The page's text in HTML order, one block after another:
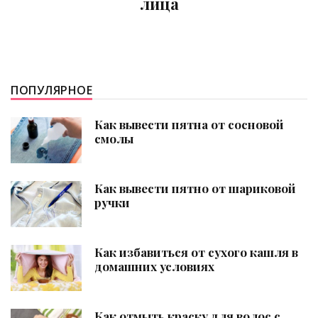
ПОПУЛЯРНОЕ
Как вывести пятна от сосновой
смолы
Как вывести пятно от шариковой
ручки
Как избавиться от сухого кашля в
домашних условиях